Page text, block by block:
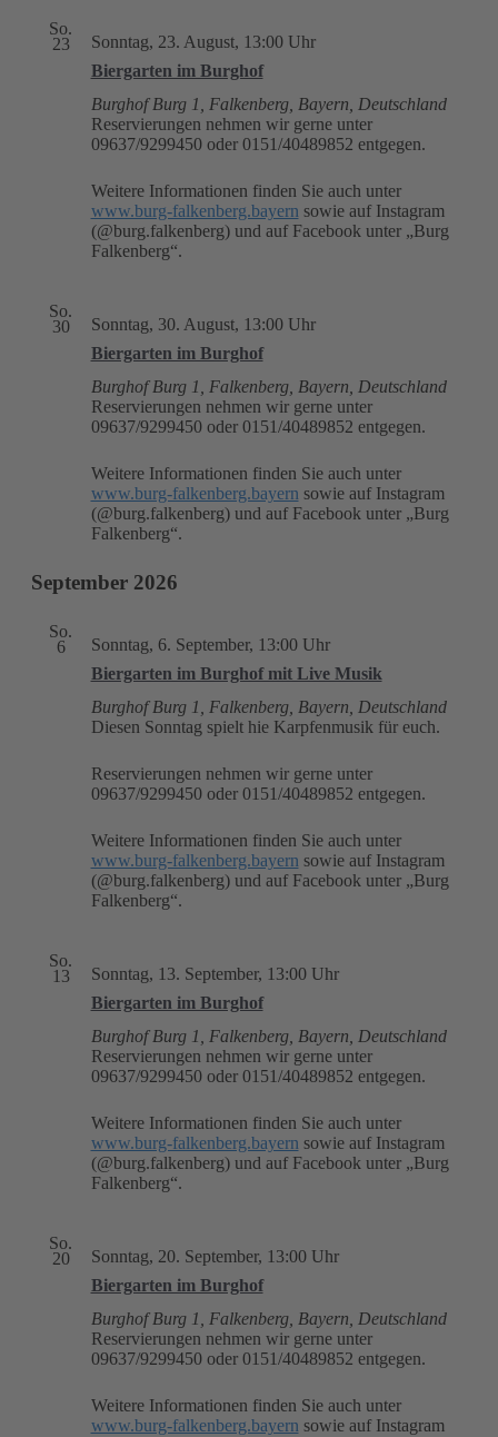
So.
23
Biergarten im Burghof
Sonntag, 23. August, 13:00 Uhr
BurghofBurg 1, Falkenberg, Bayern, Deutschland
Reservierungen nehmen wir gerne unter
09637/9299450 oder 0151/40489852 entgegen.
Weitere Informationen finden Sie auch unter
www.burg-falkenberg.bayern sowie auf Instagram
(@burg.falkenberg) und auf Facebook unter „Burg
Falkenberg“.
So.
30
Biergarten im Burghof
Sonntag, 30. August, 13:00 Uhr
BurghofBurg 1, Falkenberg, Bayern, Deutschland
Reservierungen nehmen wir gerne unter
09637/9299450 oder 0151/40489852 entgegen.
Weitere Informationen finden Sie auch unter
www.burg-falkenberg.bayern sowie auf Instagram
(@burg.falkenberg) und auf Facebook unter „Burg
Falkenberg“.
September 2026
So.
6
Biergarten im Burghof mit Live Musik
Sonntag, 6. September, 13:00 Uhr
BurghofBurg 1, Falkenberg, Bayern, Deutschland
Diesen Sonntag spielt hie Karpfenmusik für euch.
Reservierungen nehmen wir gerne unter
09637/9299450 oder 0151/40489852 entgegen.
Weitere Informationen finden Sie auch unter
www.burg-falkenberg.bayern sowie auf Instagram
(@burg.falkenberg) und auf Facebook unter „Burg
Falkenberg“.
So.
13
Biergarten im Burghof
Sonntag, 13. September, 13:00 Uhr
BurghofBurg 1, Falkenberg, Bayern, Deutschland
Reservierungen nehmen wir gerne unter
09637/9299450 oder 0151/40489852 entgegen.
Weitere Informationen finden Sie auch unter
www.burg-falkenberg.bayern sowie auf Instagram
(@burg.falkenberg) und auf Facebook unter „Burg
Falkenberg“.
So.
20
Biergarten im Burghof
Sonntag, 20. September, 13:00 Uhr
BurghofBurg 1, Falkenberg, Bayern, Deutschland
Reservierungen nehmen wir gerne unter
09637/9299450 oder 0151/40489852 entgegen.
Weitere Informationen finden Sie auch unter
www.burg-falkenberg.bayern sowie auf Instagram